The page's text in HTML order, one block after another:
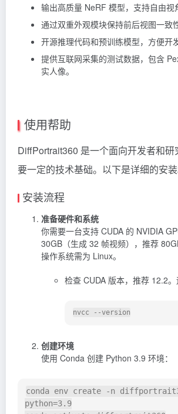
输出高质量 NeRF 模型，支持自由视
通过双重外观模块保持前后视图一致性
开源推理代码和预训练模型，方便开
提供互联网采集的测试数据，包含
实人像。
使用帮助
DiffPortrait360 是一个面向开发者和研
要一定的技术基础。以下是详细的安装
安装流程
准备硬件和系统
你需要一台支持 CUDA 的 NVIDIA
30GB（生成 32 帧视频），推荐
操作系统需为 Linux。
检查 CUDA 版本，推荐 12.2。
创建环境
使用 Conda 创建 Python 3.9 环境：
conda env create -n
python=3.9